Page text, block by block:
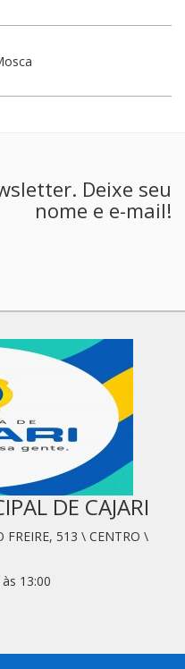
Deixe seu
nome e e-mail!
DE CAJARI
FREIRE, 513 \ CENTRO \
13:00